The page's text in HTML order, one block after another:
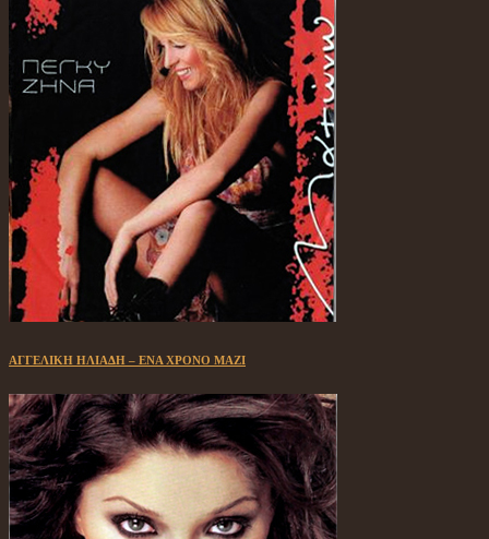
ΑΓΓΕΛΙΚΗ ΗΛΙΑΔΗ – ΕΝΑ ΧΡΟΝΟ ΜΑΖΙ